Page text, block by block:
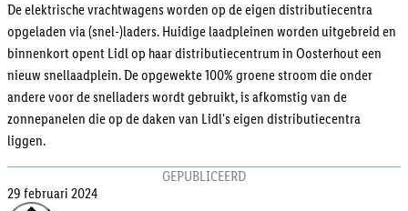
De elektrische vrachtwagens worden op de eigen distributiecentra
opgeladen via (snel-)laders. Huidige laadpleinen worden uitgebreid en
binnenkort opent Lidl op haar distributiecentrum in Oosterhout een
nieuw snellaadplein. De opgewekte 100% groene stroom die onder
andere voor de snelladers wordt gebruikt, is afkomstig van de
zonnepanelen die op de daken van Lidl's eigen distributiecentra
liggen.
GEPUBLICEERD
29 februari 2024